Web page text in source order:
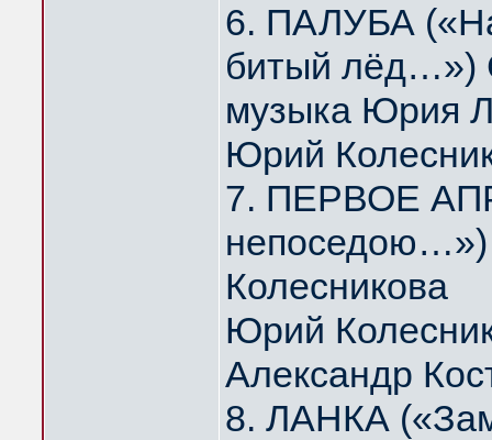
6. ПАЛУБА
битый лёд…»)
музыка Юрия
Юрий
7. ПЕРВОЕ
Колесникова
Юрий
Александр
8. ЛАНКА